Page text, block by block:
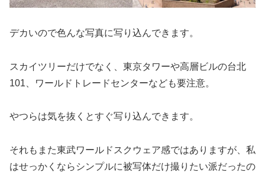
デカいので色んな写真に写り込んできます。
スカイツリーだけでなく、東京タワーや高層ビルの台北
101、ワールドトレードセンターなども要注意。
やつらは気を抜くとすぐ写り込んできます。
それもまた東武ワールドスクウェア感ではありますが、私
はせっかくならシンプルに被写体だけ撮りたい派だったの